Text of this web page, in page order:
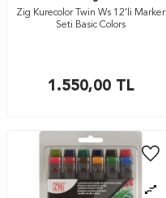
Zig Kurecolor Twin Ws 12’li Marker
Seti Basic Colors
1.550,00TL